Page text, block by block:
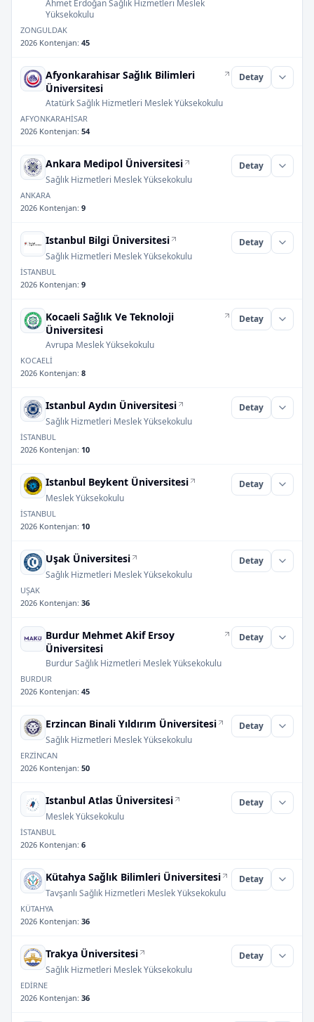
Ahmet Erdoğan Sağlık Hizmetleri Meslek
Yüksekokulu
ZONGULDAK
2026 Kontenjan: 45
Afyonkarahisar Sağlık Bilimleri
Üniversitesi
Atatürk Sağlık Hizmetleri Meslek Yüksekokulu
Detay
AFYONKARAHİSAR
2026 Kontenjan: 54
Ankara Medipol Üniversitesi
Sağlık Hizmetleri Meslek Yüksekokulu
Detay
ANKARA
2026 Kontenjan: 9
Istanbul Bilgi Üniversitesi
Sağlık Hizmetleri Meslek Yüksekokulu
Detay
İSTANBUL
2026 Kontenjan: 9
Kocaeli Sağlık Ve Teknoloji
Üniversitesi
Avrupa Meslek Yüksekokulu
Detay
KOCAELİ
2026 Kontenjan: 8
Istanbul Aydın Üniversitesi
Sağlık Hizmetleri Meslek Yüksekokulu
Detay
İSTANBUL
2026 Kontenjan: 10
Istanbul Beykent Üniversitesi
Meslek Yüksekokulu
Detay
İSTANBUL
2026 Kontenjan: 10
Uşak Üniversitesi
Sağlık Hizmetleri Meslek Yüksekokulu
Detay
UŞAK
2026 Kontenjan: 36
Burdur Mehmet Akif Ersoy
Üniversitesi
Burdur Sağlık Hizmetleri Meslek Yüksekokulu
Detay
BURDUR
2026 Kontenjan: 45
Erzincan Binali Yıldırım Üniversitesi
Sağlık Hizmetleri Meslek Yüksekokulu
Detay
ERZİNCAN
2026 Kontenjan: 50
Istanbul Atlas Üniversitesi
Meslek Yüksekokulu
Detay
İSTANBUL
2026 Kontenjan: 6
Kütahya Sağlık Bilimleri Üniversitesi
Tavşanlı Sağlık Hizmetleri Meslek Yüksekokulu
Detay
KÜTAHYA
2026 Kontenjan: 36
Trakya Üniversitesi
Sağlık Hizmetleri Meslek Yüksekokulu
Detay
EDİRNE
2026 Kontenjan: 36